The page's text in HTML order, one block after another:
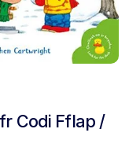
Codi Fflap /